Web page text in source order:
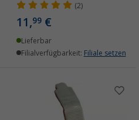
(2)
11,99 €
Lieferbar
Filialverfügbarkeit: Filiale setzen